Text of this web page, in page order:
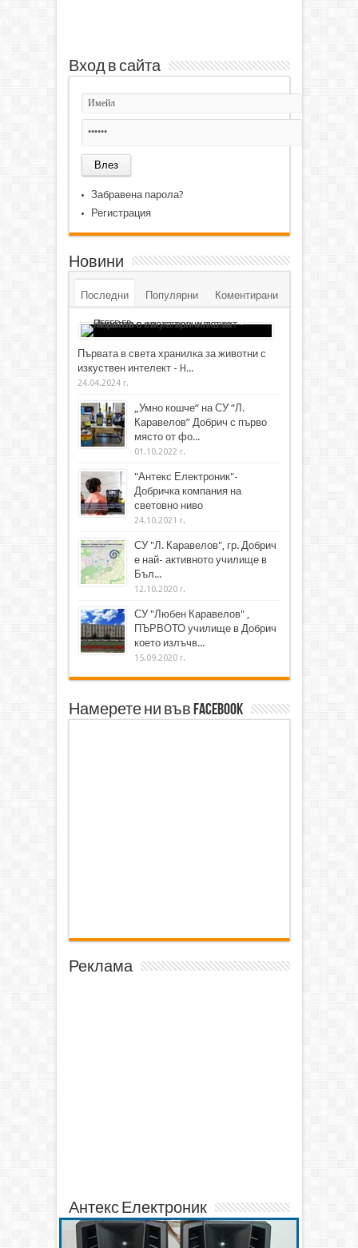
Вход в сайта
Забравена парола?
Регистрация
Новини
Последни Популярни Коментирани
Първата в света хранилка за животни с
изкуствен интелект - H...
24.04.2024 г.
„Умно кошче“ на СУ “Л.
Каравелов” Добрич с първо
място от фо...
01.10.2022 г.
"Антекс Електроник"-
Добричка компания на
световно ниво
24.10.2021 г.
СУ "Л. Каравелов", гр. Добрич
е най- активното училище в
Бъл...
12.10.2020 г.
СУ "Любен Каравелов" ,
ПЪРВОТО училище в Добрич
което излъчв...
15.09.2020 г.
Намерете ни във Facebook
Реклама
Антекс Електроник